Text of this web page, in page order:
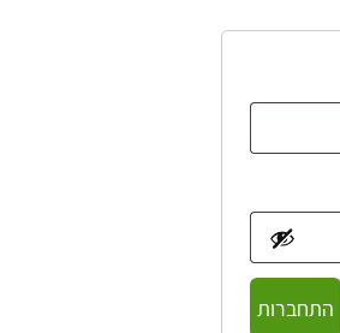
התחברות